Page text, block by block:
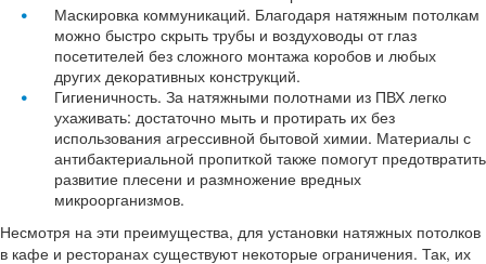
Маскировка коммуникаций. Благодаря натяжным потолкам
можно быстро скрыть трубы и воздуховоды от глаз
посетителей без сложного монтажа коробов и любых
других декоративных конструкций.
Гигиеничность. За натяжными полотнами из ПВХ легко
ухаживать: достаточно мыть и протирать их без
использования агрессивной бытовой химии. Материалы с
антибактериальной пропиткой также помогут предотвратить
развитие плесени и размножение вредных
микроорганизмов.
Несмотря на эти преимущества, для установки натяжных потолков
в кафе и ресторанах существуют некоторые ограничения. Так, их